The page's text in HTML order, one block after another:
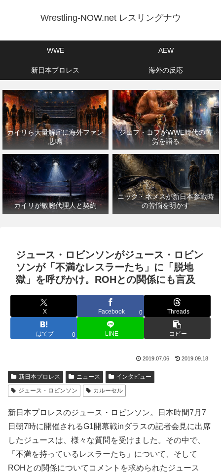
Wrestling-NOW.net レスリングナウ
WWE AEW
新日本プロレス 海外の反応
カイリら大量解雇に海外ファン
悲鳴
ジェフ・コブがWWE時代の苦
労を語る
カイリが敏腕代理人と契約
ニック・ネメスが新日本参戦時
の苦悩を明かす
ジュース・ロビンソンがジュース・ロビン
ソンが「不満なレスラーたち」に「脱地
獄」を呼びかけ。ROHとの関係にも言及
X Facebook 0 Threads
はてブ 0 LINE コピー
2019.07.06 2019.09.18
新日本プロレス ニュース
インタビュー
ジュース・ロビンソン
カルーセル
新日本プロレスのジュース・ロビンソン。日本時間7月7
日朝7時に開催されるG1開幕戦inダラスの記者会見に出席
したジュースは、様々な質問を受けました。その中で、
「不満を持っているレスラーたち」について、そして
ROHとの関係についてコメントを求められたジュース